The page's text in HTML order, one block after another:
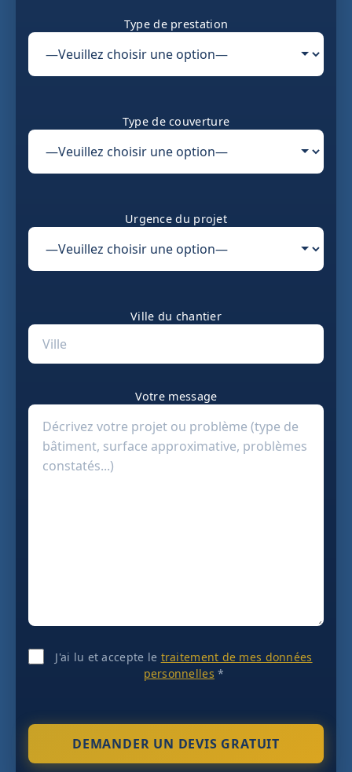
Type de prestation
Type de couverture
Urgence du projet
Ville du chantier
Votre message
J'ai lu et accepte le traitement de mes données
personnelles *